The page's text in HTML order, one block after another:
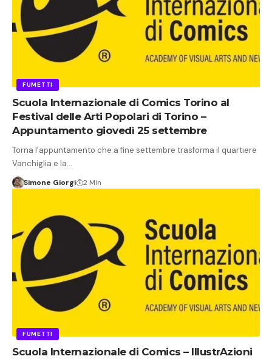
FUMETTI
Scuola Internazionale di Comics Torino al
Festival delle Arti Popolari di Torino –
Appuntamento giovedì 25 settembre
Torna l’appuntamento che a fine settembre trasforma il quartiere
Vanchiglia e la…
Simone Giorgi 2 Min
FUMETTI
Scuola Internazionale di Comics – IllustrAzioni